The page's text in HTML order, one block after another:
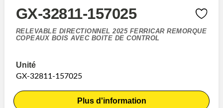
GX-32811-157025
RELEVABLE DIRECTIONNEL 2025 FERRICAR REMORQUE
COPEAUX BOIS AVEC BOITE DE CONTROL
Unité
GX-32811-157025
Plus d'information